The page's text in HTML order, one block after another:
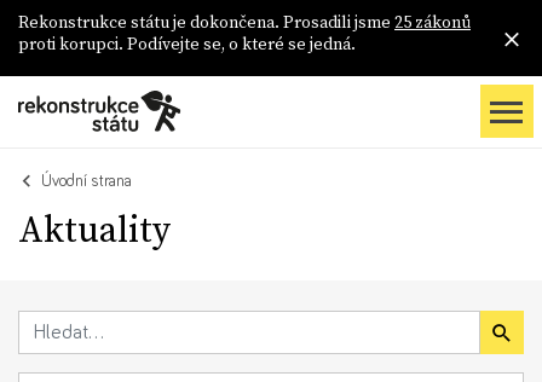
Rekonstrukce státu je dokončena. Prosadili jsme 25 zákonů
proti korupci. Podívejte se, o které se jedná.
Úvodní strana
Aktuality